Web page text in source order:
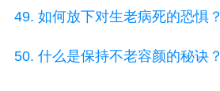
49. 如何放下对生老病死的恐惧？
50. 什么是保持不老容颜的秘诀？